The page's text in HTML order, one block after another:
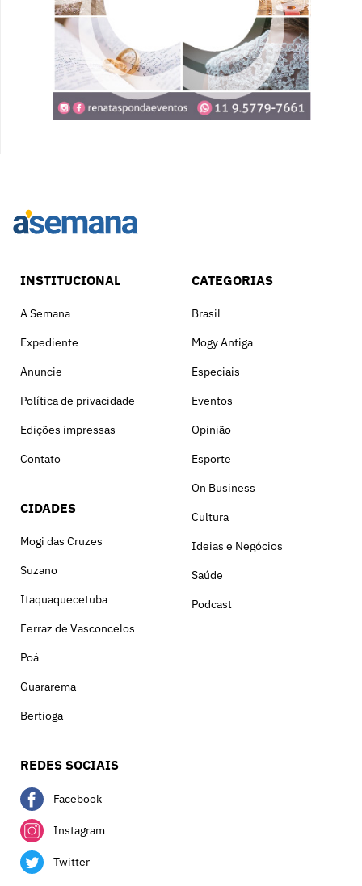
INSTITUCIONAL
A Semana
Expediente
Anuncie
Política de privacidade
Edições impressas
Contato
CIDADES
Mogi das Cruzes
Suzano
Itaquaquecetuba
Ferraz de Vasconcelos
Poá
Guararema
Bertioga
CATEGORIAS
Brasil
Mogy Antiga
Especiais
Eventos
Opinião
Esporte
On Business
Cultura
Ideias e Negócios
Saúde
Podcast
REDES SOCIAIS
Facebook
Instagram
Twitter